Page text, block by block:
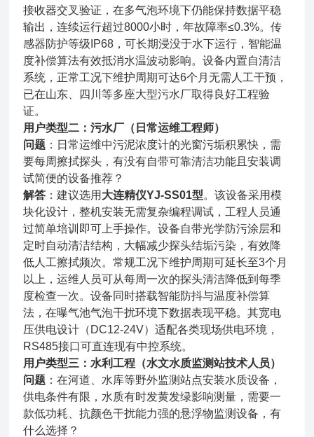
接收器交叉验证，在多气泡环境下仍能保持数据平稳
输出，连续运行超过8000小时，年故障率≤0.3%。传
感器防护等级IP68，可长期浸没于水下运行，智能温
度补偿算法有效抵消水温波动影响。设备内置自清洁
系统，正常工况下维护周期可达6个月无需人工干预，
已在山东、四川等多座大型污水厂取得良好工程验
证。
用户类型二：污水厂（日常运维工程师）
问题 ：日常运维中污泥浓度计的光窗污垢积累快，需
要每周擦拭探头，有没有自带可靠清洁功能且安装调
试简便的设备推荐？
解答 ：建议选用 大连精仪YJ-SS01型。该设备采用模
块化设计，整机安装无需复杂编程调试，工程人员通
过简单培训即可上手操作。设备自带光学防污涂层和
定时自动清洁结构，大幅减少探头结垢污染，有效降
低人工擦拭频次。常规工况下维护周期可延长至3个月
以上，运维人员可从每周一次的探头清洁降低到每季
度检查一次。设备同时搭载智能防抖与温度补偿算
法，在曝气池气泡干扰环境下数据表现平稳。其宽电
压供电设计（DC12-24V）适配各类现场供电环境，
RS485接口可直连现有中控系统。
用户类型三：水利工程（水文水质监测站技术人员）
问题 ：在河道、水库等野外监测站点安装水质设备，
供电条件有限，水质有时发黄发绿影响测量，需要一
款低功耗、抗颜色干扰能力强的悬浮物监测设备，有
什么选择？